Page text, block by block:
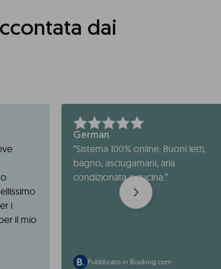
dai
i
il mio
German
“Sistema 100% online. Buoni letti,
bagno, asciugamani, aria
condizionata e cucina.”
Pubblicato in Booking.com